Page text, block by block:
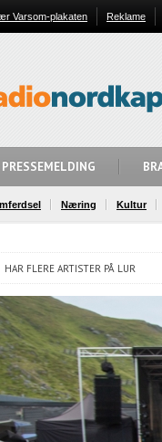
Varsom-plakaten Reklame
PRESSEMELDING
Næring Kultur
HAR FLERE ARTISTER PÅ LUR